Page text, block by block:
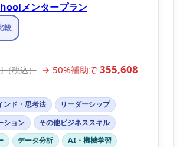
メンタープラン
較
（税込） → 50%補助で 355,608
ンド・思考法
リーダーシップ
ション
その他ビジネススキル
データ分析 AI・機械学習